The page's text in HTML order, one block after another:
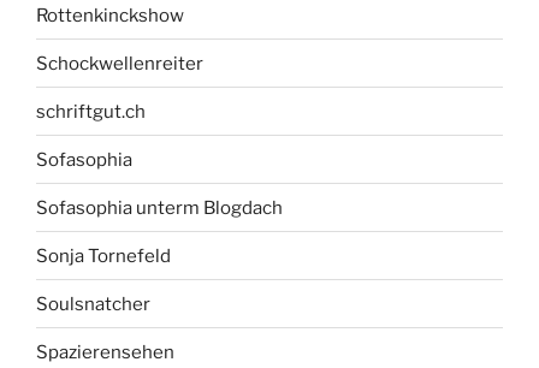
Rottenkinckshow
Schockwellenreiter
schriftgut.ch
Sofasophia
Sofasophia unterm Blogdach
Sonja Tornefeld
Soulsnatcher
Spazierensehen